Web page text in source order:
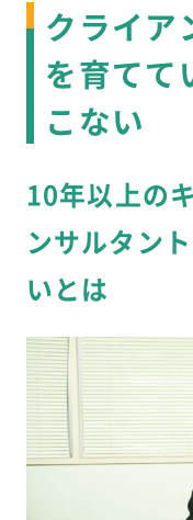
クライア
を育てて
こない
10年以上の
ンサルタン
いとは